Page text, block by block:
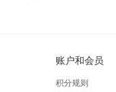
账户和会员
积分规则